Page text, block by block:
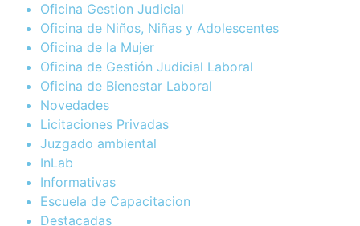
Oficina Gestion Judicial
Oficina de Niños, Niñas y Adolescentes
Oficina de la Mujer
Oficina de Gestión Judicial Laboral
Oficina de Bienestar Laboral
Novedades
Licitaciones Privadas
Juzgado ambiental
InLab
Informativas
Escuela de Capacitacion
Destacadas